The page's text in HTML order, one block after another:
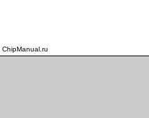
ChipManual.ru